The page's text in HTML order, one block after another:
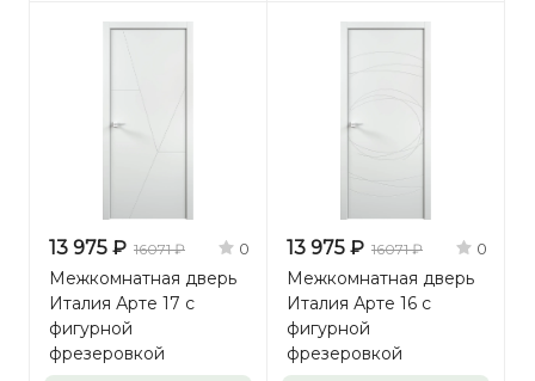
13 975 ₽ 16071 ₽ 0
Межкомнатная дверь
Италия Арте 17 с
фигурной
фрезеровкой
13 975 ₽ 16071 ₽ 0
Межкомнатная дверь
Италия Арте 16 с
фигурной
фрезеровкой